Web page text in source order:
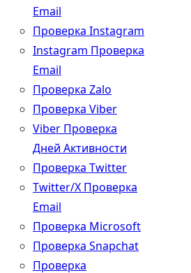
Email
Проверка Instagram
Instagram Проверка
Email
Проверка Zalo
Проверка Viber
Viber Проверка
Дней Активности
Проверка Twitter
Twitter/X Проверка
Email
Проверка Microsoft
Проверка Snapchat
Проверка